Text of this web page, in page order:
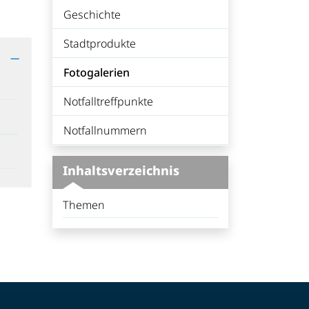
Geschichte
Stadtprodukte
Fotogalerien
(ausgewählt)
Notfalltreffpunkte
Notfallnummern
Inhaltsverzeichnis
Themen